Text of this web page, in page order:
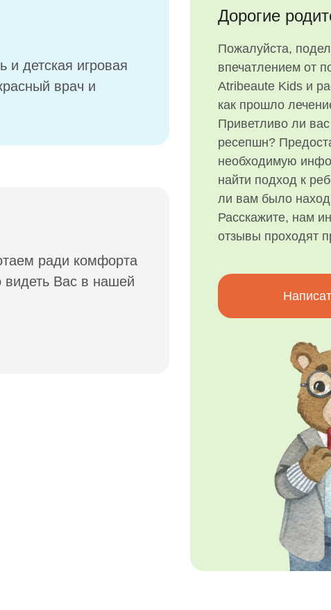
и детская игровая
врач и
ради комфорта
видеть Вас в нашей
Дорогие
Пожалуйста,
впечатлением от
Atribeaute Kids и
как прошло
Приветливо ли
ресепшн?
необходимую
найти подход к
ли вам было
Расскажите, нам
отзывы проходят